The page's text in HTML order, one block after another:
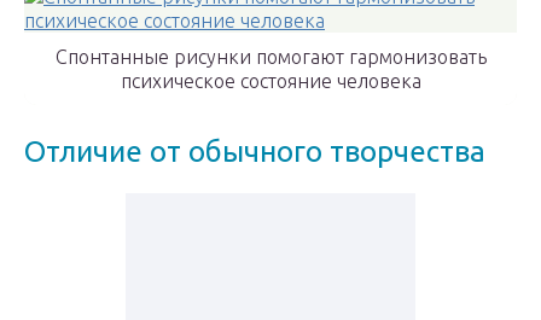
Спонтанные рисунки помогают гармонизовать
психическое состояние человека
Отличие от обычного творчества